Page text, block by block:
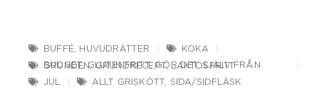
BUFFÉ HUVUDRÄTTER
KOKA
BUDGET,GLUTENFRITT,
GÖR DET SJÄLV FRÅN GRUNDEN, GRUNDRECEPT, LAKTOSFRITT
JUL
ALLT GRISKÖTT SIDA/SIDFLÄSK